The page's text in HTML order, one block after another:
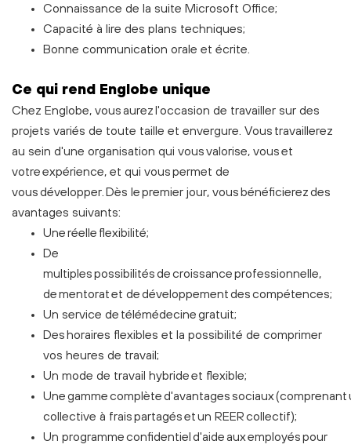
Connaissance de la suite Microsoft Office;
Capacité à lire des plans techniques;
Bonne communication orale et écrite.
Ce qui rend Englobe unique
Chez Englobe, vous aurez l'occasion de travailler sur des
projets variés de toute taille et envergure. Vous travaillerez
au sein d'une organisation qui vous valorise, vous et
votre expérience, et qui vous permet de
vous développer. Dès le premier jour, vous bénéficierez des
avantages suivants:
Une réelle flexibilité;
De
multiples possibilités de croissance professionnelle,
de mentorat et de développement des compétences;
Un service de télémédecine gratuit;
Des horaires flexibles et la possibilité de comprimer
vos heures de travail;
Un mode de travail hybride et flexible;
Une gamme complète d'avantages sociaux (comprenant
collective à frais partagés et un REER collectif);
Un programme confidentiel d'aide aux employés pour